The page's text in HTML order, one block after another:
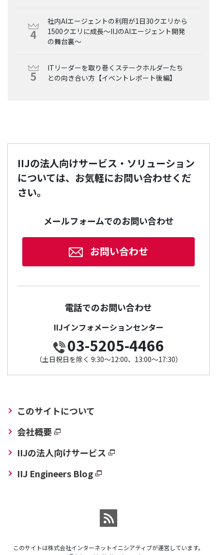
社内AIエージェントの利用が1日30クエリから
1500クエリに成長～IIJのAIエージェント開発
の舞台裏～
ITリーダーを取り巻くステークホルダーたち
との向き合い方【イベントレポート後編】
IIJの法人向けサービス・ソリューション
については、お気軽にお問い合わせくだ
さい。
メールフォームでのお問い合わせ
お問い合わせ
電話でのお問い合わせ
IIJインフォメーションセンター
03-5205-4466
（土日祝日を除く 9:30～12:00、13:00～17:30）
このサイトについて
会社概要
IIJの法人向けサービス
IIJ Engineers Blog
このサイトは株式会社インターネットイニシアティブが運営しています。